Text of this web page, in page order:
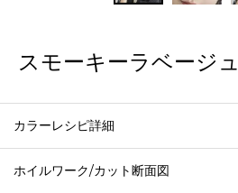
スモーキーラベージュ
カラーレシピ詳細
ホイルワーク/カット断面図